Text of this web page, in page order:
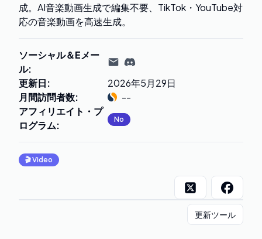
成。AI音楽動画生成で編集不要、TikTok・YouTube対
応の音楽動画を高速生成。
ソーシャル＆Eメー
ル:
更新日:
2026年5月29日
月間訪問者数:
--
アフィリエイト・プ
ログラム: No
🎬Video
更新ツール